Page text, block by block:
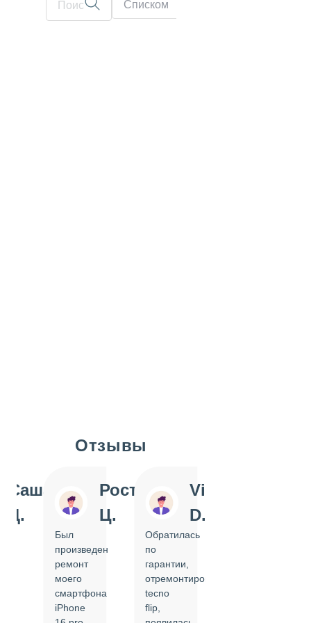
Списком
Отзывы
Саша
Д.
Ростислав
Ц.
Был
произведен
ремонт
моего
смартфона
iPhone
Vi
D.
Обратилась
по
гарантии,
отремонтировать
tecno
flip,